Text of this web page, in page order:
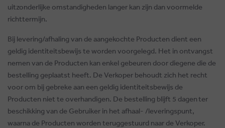
uitzonderlijke omstandigheden langer kan zijn dan voormelde
richttermijn.
Bij levering/afhaling van de aangekochte Producten dient een
geldig identiteitsbewijs te worden voorgelegd. Het in ontvangst
nemen van de Producten kan enkel gebeuren door diegene die de
bestelling geplaatst heeft. De Verkoper behoudt zich het recht
voor om bij gebreke aan een geldig identiteitsbewijs de
Producten niet te overhandigen. De bestelling blijft 5 dagenter
beschikking van de Gebruiker in het afhaal- /leveringspunt,
waarna de Producten worden teruggestuurd naar de Verkoper.